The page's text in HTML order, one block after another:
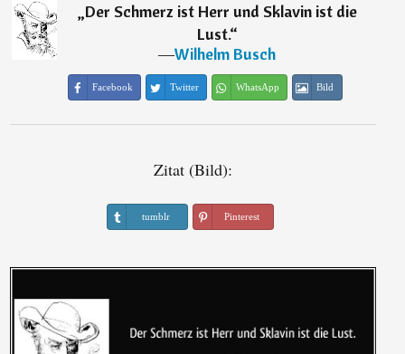
„Der Schmerz ist Herr und Sklavin ist die
Lust.“
―Wilhelm Busch
Facebook Twitter WhatsApp Bild
Zitat (Bild):
tumblr Pinterest